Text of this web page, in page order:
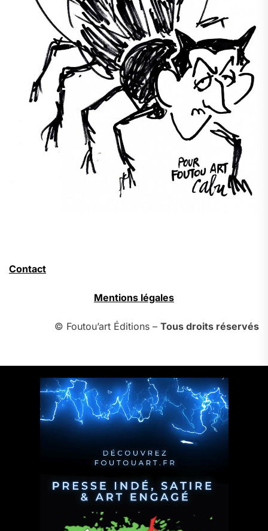
Contact
Mentions légales
© Foutou’art Éditions – Tous droits réservés